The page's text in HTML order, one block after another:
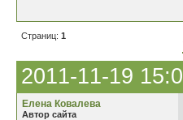
Страниц: 1
2011-11-19
Елена Ковалева
Автор сайта